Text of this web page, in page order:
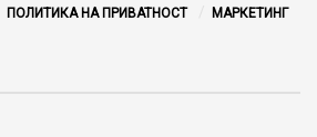
ПОЛИТИКА НА ПРИВАТНОСТ
МАРКЕТИНГ